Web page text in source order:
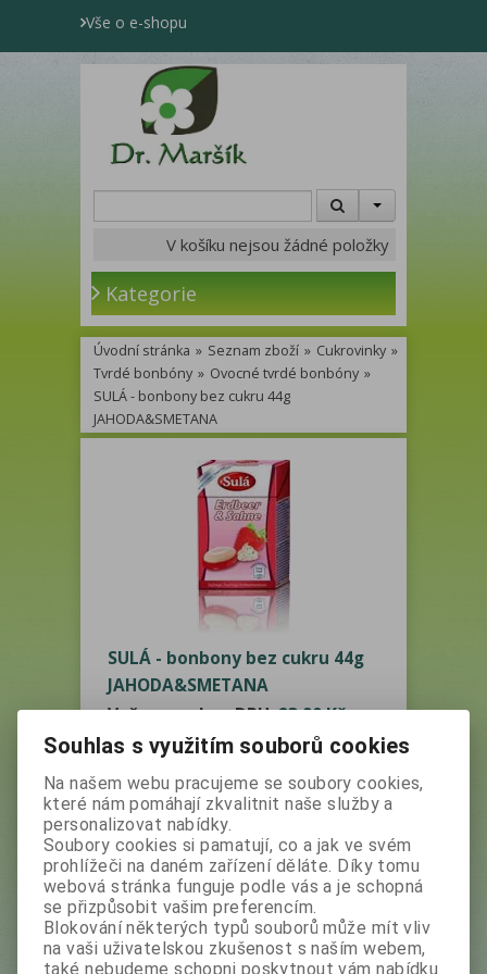
Vše o e-shopu
V košíku nejsou žádné položky
Kategorie
Úvodní stránka » Seznam zboží » Cukrovinky »
Tvrdé bonbóny » Ovocné tvrdé bonbóny »
SULÁ - bonbony bez cukru 44g
JAHODA&SMETANA
SULÁ - bonbony bez cukru 44g
JAHODA&SMETANA
Vaše cena bez DPH:23,90 Kč
Vaše cena s DPH:
26,80 Kč
ks
Přidat do košíku
Výrobce:Sulá
Katalogové číslo:27231
Souhlas s využitím souborů cookies
Na našem webu pracujeme se soubory cookies,
které nám pomáhají zkvalitnit naše služby a
personalizovat nabídky.
Soubory cookies si pamatují, co a jak ve svém
prohlížeči na daném zařízení děláte. Díky tomu
webová stránka funguje podle vás a je schopná
se přizpůsobit vašim preferencím.
Blokování některých typů souborů může mít vliv
na vaši uživatelskou zkušenost s naším webem,
také nebudeme schopni poskytnout vám nabídku